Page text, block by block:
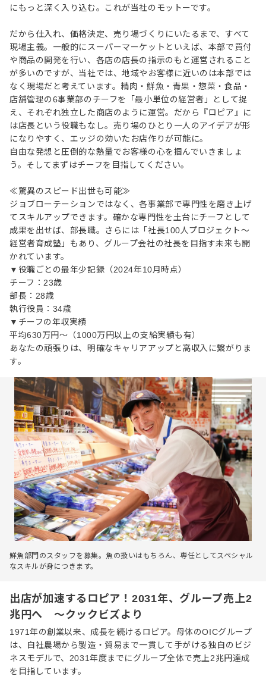
にもっと深く入り込む。これが当社のモットーです。
だから仕入れ、価格決定、売り場づくりにいたるまで、すべて
現場主義。一般的にスーパーマーケットといえば、本部で買付
や商品の開発を行い、各店の店長の指示のもと運営されること
が多いのですが、当社では、地域やお客様に近いのは本部では
なく現場だと考えています。精肉・鮮魚・青果・惣菜・食品・
店舗管理の6事業部のチーフを「最小単位の経営者」として捉
え、それぞれ独立した商店のように運営。だから『ロピア』に
は店長という役職もなし。売り場のひとり一人のアイデアが形
になりやすく、エッジの効いたお店作りが可能に。
自由な発想と圧倒的な熱量でお客様の心を掴んでいきましょ
う。そしてまずはチーフを目指してください。
≪驚異のスピード出世も可能≫
ジョブローテーションではなく、各事業部で専門性を磨き上げ
てスキルアップできます。確かな専門性を土台にチーフとして
成果を出せば、部長職。さらには「社長100人プロジェクト～
経営者育成塾」もあり、グループ会社の社長を目指す未来も開
かれています。
▼役職ごとの最年少記録（2024年10月時点）
チーフ：23歳
部長：28歳
執行役員：34歳
▼チーフの年収実績
平均630万円～（1000万円以上の支給実績も有）
あなたの頑張りは、明確なキャリアアップと高収入に繋がりま
す。
鮮魚部門のスタッフを募集。魚の扱いはもちろん、専任としてスペシャル
なスキルが身につきます。
出店が加速するロピア！2031年、グループ売上2
兆円へ ～クックビズより
1971年の創業以来、成長を続けるロピア。母体のOICグループ
は、自社農場から製造・貿易まで一貫して手がける独自のビジ
ネスモデルで、2031年度までにグループ全体で売上2兆円達成
を目指しています。